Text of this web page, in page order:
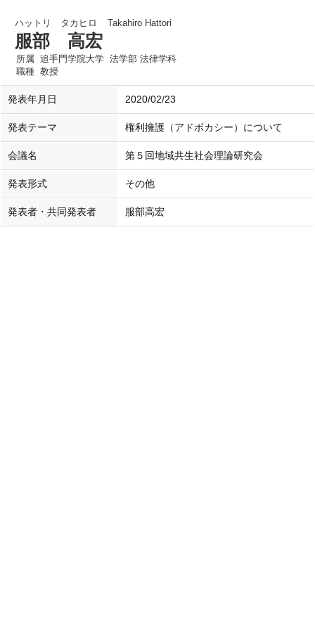
ハットリ タカヒロ Takahiro Hattori
服部 高宏
所属 追手門学院大学 法学部 法律学科
職種 教授
発表年月日 2020/02/23
発表テーマ 権利擁護（アドボカシー）について
会議名 第５回地域共生社会理論研究会
発表形式 その他
発表者・共同発表者 服部高宏